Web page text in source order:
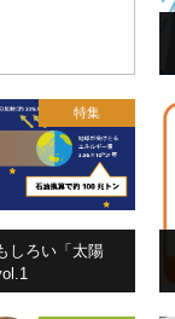
特集
しろい「太陽